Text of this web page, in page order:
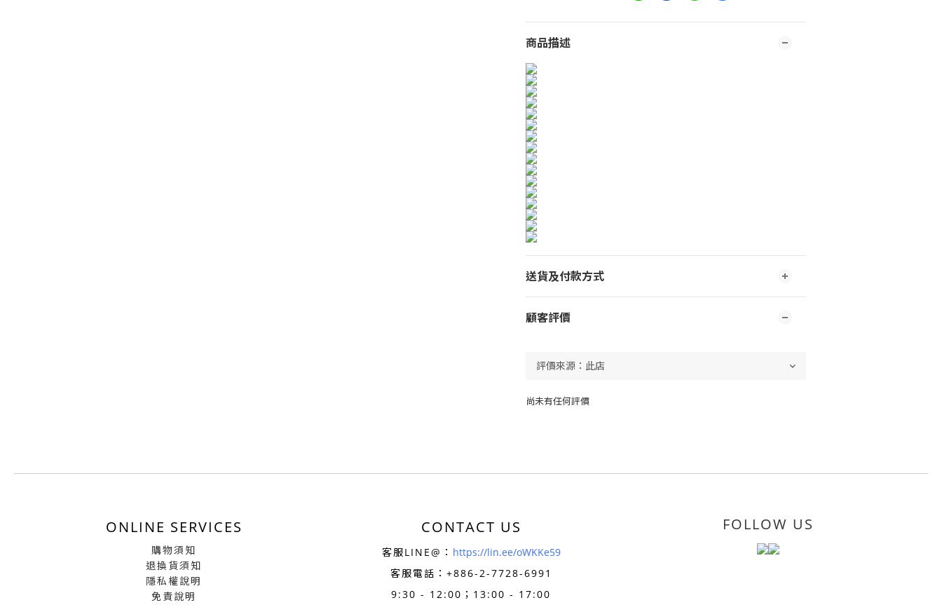
商品描述
送貨及付款方式
顧客評價
尚未有任何評價
ONLINE SERVICES
購物須知
退換貨須知
隱私權說明
免責說明
CONTACT US
客服LINE@： https://lin.ee/oWKKe59
客服電話：+886-2-7728-6991
9:30 - 12:00；13:00 - 17:00
FOLLOW US